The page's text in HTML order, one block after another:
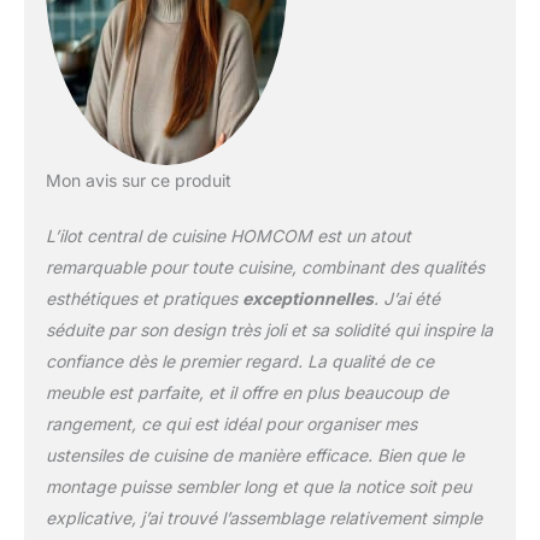
porte-couteaux en métal
à côté pour un
rangement
supplémentaire. Ces
portée. Grand
cuisine comporte 3
étagères pour offrir une
solution de rangement
tout-en-un lorsque
dans votre cuisine. Il
peut être utilisé comme
table d'appoint pour le
café ou comme
rangement pour vos
tasses et autres
Mon avis sur ce produit
L’ilot central de cuisine HOMCOM est un atout
remarquable pour toute cuisine, combinant des qualités
esthétiques et pratiques exceptionnelles. J’ai été
séduite par son design très joli et sa solidité qui inspire la
confiance dès le premier regard. La qualité de ce
meuble est parfaite, et il offre en plus beaucoup de
rangement, ce qui est idéal pour organiser mes
ustensiles de cuisine de manière efficace. Bien que le
montage puisse sembler long et que la notice soit peu
explicative, j’ai trouvé l’assemblage relativement simple